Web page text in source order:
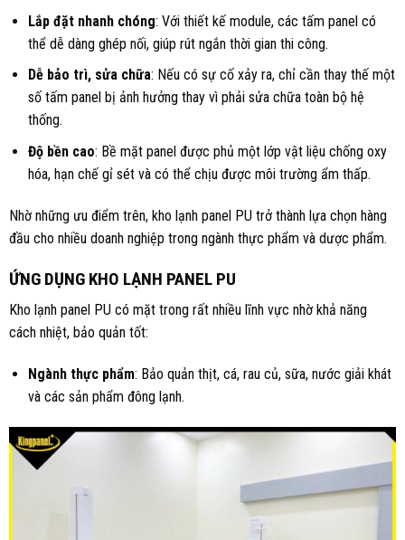
Lắp đặt nhanh chóng: Với thiết kế module, các tấm panel có
thể dễ dàng ghép nối, giúp rút ngắn thời gian thi công.
Dễ bảo trì, sửa chữa: Nếu có sự cố xảy ra, chỉ cần thay thế một
số tấm panel bị ảnh hưởng thay vì phải sửa chữa toàn bộ hệ
thống.
Độ bền cao: Bề mặt panel được phủ một lớp vật liệu chống oxy
hóa, hạn chế gỉ sét và có thể chịu được môi trường ẩm thấp.
Nhờ những ưu điểm trên, kho lạnh panel PU trở thành lựa chọn hàng
đầu cho nhiều doanh nghiệp trong ngành thực phẩm và dược phẩm.
ỨNG DỤNG KHO LẠNH PANEL PU
Kho lạnh panel PU có mặt trong rất nhiều lĩnh vực nhờ khả năng
cách nhiệt, bảo quản tốt:
Ngành thực phẩm: Bảo quản thịt, cá, rau củ, sữa, nước giải khát
và các sản phẩm đông lạnh.